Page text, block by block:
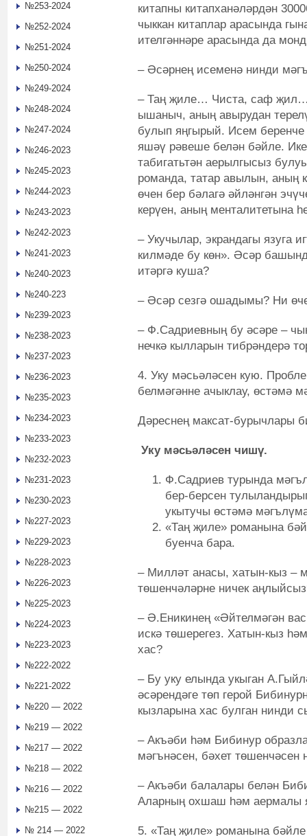
китапны китапханәләрдән
чыккан китаплар арасында
ителгәннәре арасында да
– Әсәрнең исеменә нинди
– Таң җиле… Чиста, саф
ышаныч, аның авырудан
булып яңгырый. Исем
яшәү рәвеше белән бәйле.
табигатьтән аерылгысыз
романда, татар авылын, аның
өчен бер бәлагә әйләнгән
керүен, аның менталитетына
– Укучылар, экрандагы язуга
килмәде бу көн». Әсәр
итәргә куша?
– Әсәр сезгә ошадымы? Ни
– Ф.Садриевның бу әсәре –
нечкә кылларын тибрәндерә
4. Уку мәсьәләсен кую.
белмәгәнне ачыклау, өстәмә
Дәреснең максат-бурычлары
Уку мәсьәләсен чишү.
Ф.Садриев турында
бер-берсен
укытучы өстәмә
«Таң җиле» романына
буенча бара.
– Милләт анасы, хатын-кыз –
төшенчәләрне ничек
– Ә.Еникинең «Әйтелмәгән
искә төшерегез. Хатын-кыз
хас?
– Бу уку елында укыган
әсәрендәге төп герой
кызларына хас булган нинди
– Акъәби һәм Бибинур
мәгънәсен, бәхет төшенчәсен
– Акъәби балалары белән
Аларның охшаш һәм аермалы
5. «Таң җиле» романына
№253-2024
№252-2024
№251-2024
№250-2024
№249-2024
№248-2024
№247-2024
№246-2023
№245-2023
№244-2023
№243-2023
№242-2023
№241-2023
№240-2023
№240-223
№239-2023
№238-2023
№237-2023
№236-2023
№235-2023
№234-2023
№233-2023
№232-2023
№231-2023
№230-2023
№227-2023
№229-2023
№228-2023
№226-2023
№225-2023
№224-2023
№223-2023
№222-2022
№221-2022
№220 — 2022
№219 — 2022
№217 — 2022
№218 — 2022
№216 — 2022
№215 — 2022
№ 214 — 2022